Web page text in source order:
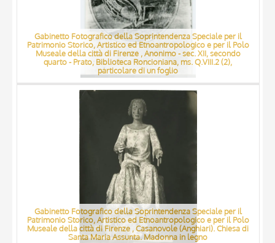
Gabinetto Fotografico della Soprintendenza Speciale per il
Patrimonio Storico, Artistico ed Etnoantropologico e per il Polo
Museale della città di Firenze , Anonimo - sec. XII, secondo
quarto - Prato, Biblioteca Roncioniana, ms. Q.VIII.2 (2),
particolare di un foglio
Gabinetto Fotografico della Soprintendenza Speciale per il
Patrimonio Storico, Artistico ed Etnoantropologico e per il Polo
Museale della città di Firenze , Casanovole (Anghiari). Chiesa di
Santa Maria Assunta. Madonna in legno